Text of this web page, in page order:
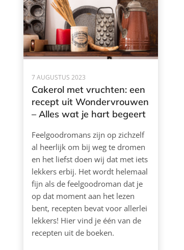
7 AUGUSTUS 2023
Cakerol met vruchten: een
recept uit Wondervrouwen
– Alles wat je hart begeert
Feelgoodromans zijn op zichzelf
al heerlijk om bij weg te dromen
en het liefst doen wij dat met iets
lekkers erbij. Het wordt helemaal
fijn als de feelgoodroman dat je
op dat moment aan het lezen
bent, recepten bevat voor allerlei
lekkers! Hier vind je één van de
recepten uit de boeken.